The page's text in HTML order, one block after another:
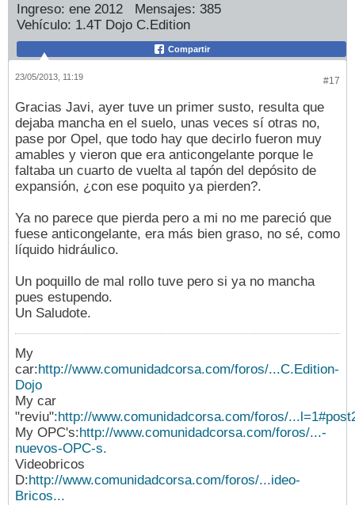
Ingreso: ene 2012 Mensajes: 385
Vehículo: 1.4T Dojo C.Edition
Compartir
#17
23/05/2013, 11:19
Gracias Javi, ayer tuve un primer susto, resulta que
dejaba mancha en el suelo, unas veces sí otras no,
pase por Opel, que todo hay que decirlo fueron muy
amables y vieron que era anticongelante porque le
faltaba un cuarto de vuelta al tapón del depósito de
expansión, ¿con ese poquito ya pierden?.
Ya no parece que pierda pero a mi no me pareció que
fuese anticongelante, era más bien graso, no sé, como
líquido hidráulico.
Un poquillo de mal rollo tuve pero si ya no mancha
pues estupendo.
Un Saludote.
My
car:http://www.comunidadcorsa.com/foros/...C.Edition-
Dojo
My car
"reviu":http://www.comunidadcorsa.com/foros/
My OPC's:http://www.comunidadcorsa.com/foros/...-
nuevos-OPC-s.
Videobricos
D:http://www.comunidadcorsa.com/foros/...ideo-
Bricos...